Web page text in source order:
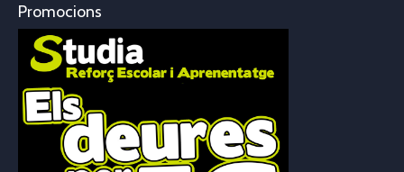
Promocions